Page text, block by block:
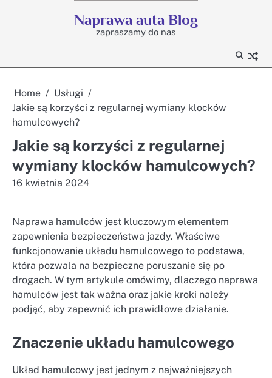
Naprawa auta Blog
zapraszamy do nas
Home
Usługi
Jakie są korzyści z regularnej wymiany klocków
hamulcowych?
Jakie są korzyści z regularnej
wymiany klocków hamulcowych?
16 kwietnia 2024
Naprawa hamulców jest kluczowym elementem
zapewnienia bezpieczeństwa jazdy. Właściwe
funkcjonowanie układu hamulcowego to podstawa,
która pozwala na bezpieczne poruszanie się po
drogach. W tym artykule omówimy, dlaczego naprawa
hamulców jest tak ważna oraz jakie kroki należy
podjąć, aby zapewnić ich prawidłowe działanie.
Znaczenie układu hamulcowego
Układ hamulcowy jest jednym z najważniejszych